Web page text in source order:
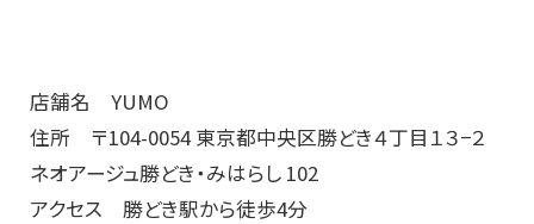
店舗名 YUMO
住所 〒104-0054 東京都中央区勝どき４丁目１３−２
ネオアージュ勝どき・みはらし 102
アクセス 勝どき駅から徒歩4分